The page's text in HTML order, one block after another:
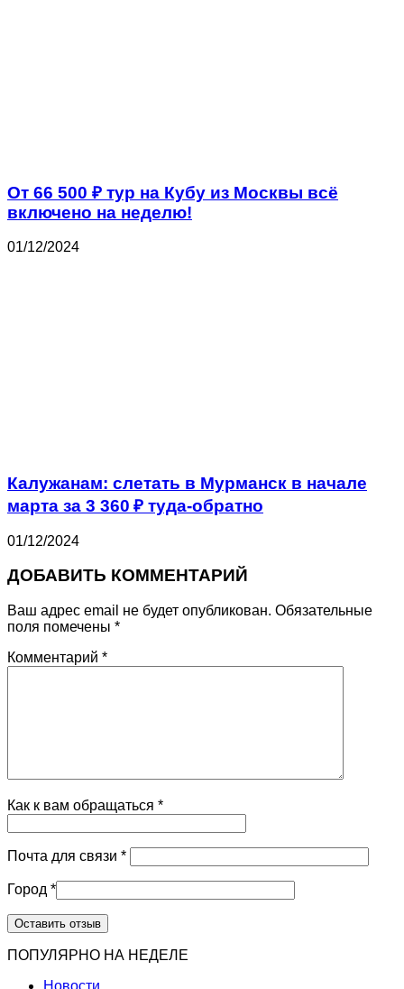
От 66 500 ₽ тур на Кубу из Москвы всё
включено на неделю!
01/12/2024
Калужанам: слетать в Мурманск в начале
марта за 3 360 ₽ туда-обратно
01/12/2024
ДОБАВИТЬ КОММЕНТАРИЙ
Ваш адрес email не будет опубликован. Обязательные
поля помечены *
Комментарий *
Как к вам обращаться *
Почта для связи *
Город *
ПОПУЛЯРНО НА НЕДЕЛЕ